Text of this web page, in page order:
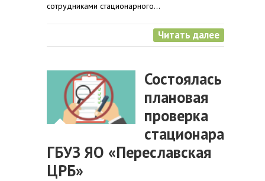
сотрудниками стационарного…
Читать далее
Состоялась
плановая
проверка
стационара
ГБУЗ ЯО «Переславская
ЦРБ»